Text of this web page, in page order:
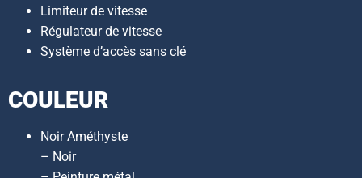
Limiteur de vitesse
Régulateur de vitesse
Système d’accès sans clé
COULEUR
Noir Améthyste
– Noir